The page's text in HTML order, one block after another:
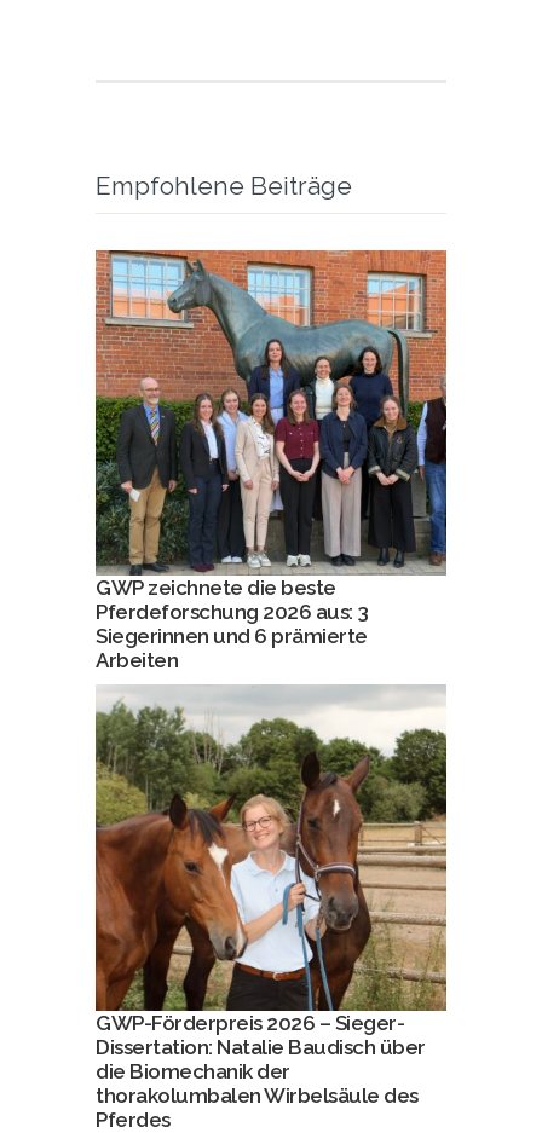
Empfohlene Beiträge
GWP zeichnete die beste
Pferdeforschung 2026 aus: 3
Siegerinnen und 6 prämierte
Arbeiten
GWP-Förderpreis 2026 – Sieger-
Dissertation: Natalie Baudisch über
die Biomechanik der
thorakolumbalen Wirbelsäule des
Pferdes